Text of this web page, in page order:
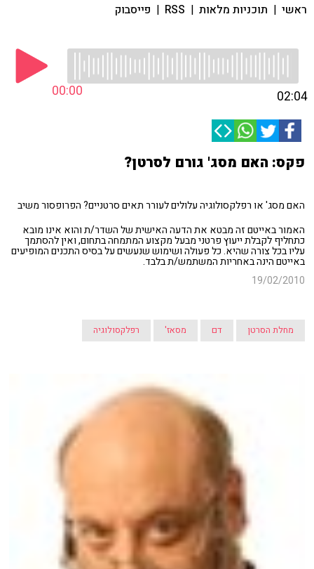
ראשי | תוכניות מלאות |
RSS
| פייסבוק
00:00 02:04
פקס: האם מסג' גורם לסרטן?
האם מסג' או רפלקסולוגיה עלולים לעורר תאים סרטניים? הפרופסור משיב
האמור באייטם זה מבטא את הדעה האישית של השדר/ת והוא אינו מובא
כתחליף לקבלת ייעוץ פרטני מבעל מקצוע המתמחה בתחום, ואין להסתמך
עליו בכל צורה שהיא. כל פעולה ושימוש שנעשים על בסיס התכנים המופיעים
באייטם הינה באחריות המשתמש/ת בלבד.
19/02/2010
מחלת הסרטן דם מסאז' רפלקסולוגיה